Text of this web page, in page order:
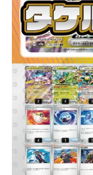
ビ
通
販
部